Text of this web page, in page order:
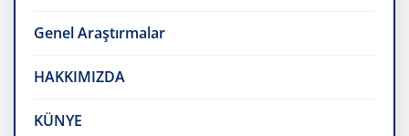
Genel Araştırmalar
HAKKIMIZDA
KÜNYE